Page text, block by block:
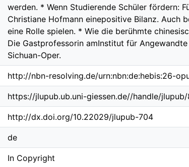
werden. * Wenn Studierende Schüler fördern:
Christiane Hofmann einepositive Bilanz.
eine Rolle spielen. * Wie die berühmte
Die Gastprofessorin amInstitut für
Sichuan-Oper.
http://nbn-resolving.de/urn:nbn:de:hebis:26-
https://jlupub.ub.uni-giessen.de//handle/jlupub/
http://dx.doi.org/10.22029/jlupub-704
de
In Copyright